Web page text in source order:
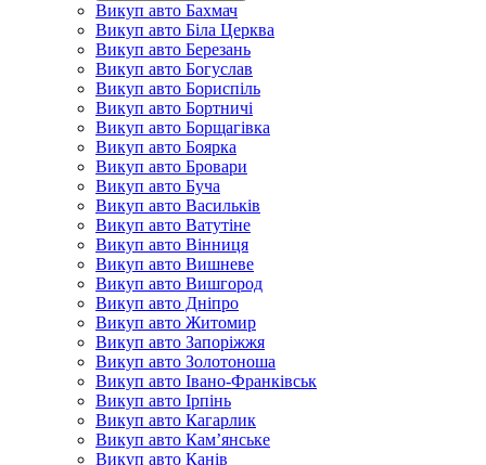
Викуп авто Бахмач
Викуп авто Біла Церква
Викуп авто Березань
Викуп авто Богуслав
Викуп авто Бориспіль
Викуп авто Бортничі
Викуп авто Борщагівка
Викуп авто Боярка
Викуп авто Бровари
Викуп авто Буча
Викуп авто Васильків
Викуп авто Ватутіне
Викуп авто Вінниця
Викуп авто Вишневе
Викуп авто Вишгород
Викуп авто Дніпро
Викуп авто Житомир
Викуп авто Запоріжжя
Викуп авто Золотоноша
Викуп авто Івано-Франківськ
Викуп авто Ірпінь
Викуп авто Кагарлик
Викуп авто Кам’янське
Викуп авто Канів